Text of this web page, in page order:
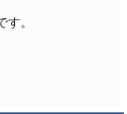
。